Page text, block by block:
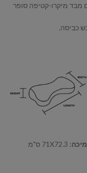
מבד מיקרו-קטיפה סופר
כביסה.
: 71X72.3 ס"מ